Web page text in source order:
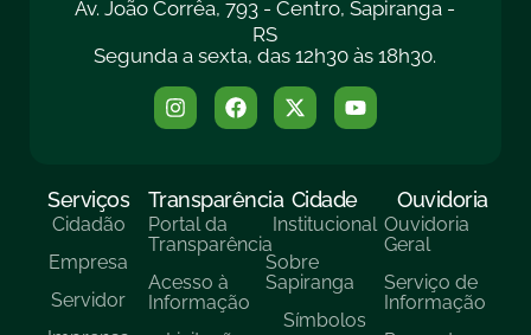
Av. João Corrêa, 793 - Centro, Sapiranga -
RS
Segunda a sexta, das 12h30 às 18h30.
Serviços
Cidadão
Empresa
Servidor
Transparência
Portal da
Transparência
Acesso à
Informação
Cidade
Institucional
Sobre
Sapiranga
Símbolos
Ouvidoria
Ouvidoria
Geral
Serviço de
Informação